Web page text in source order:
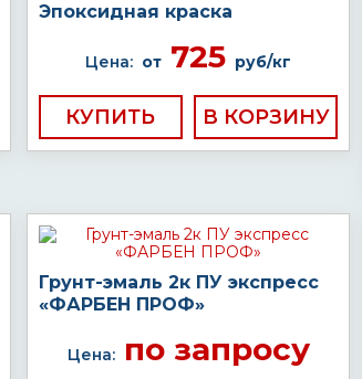
Эпоксидная краска
Цена: от 725 руб/кг
КУПИТЬ
Грунт-эмаль 2к ПУ экспресс
«ФАРБЕН ПРОФ»
Цена:по запросу